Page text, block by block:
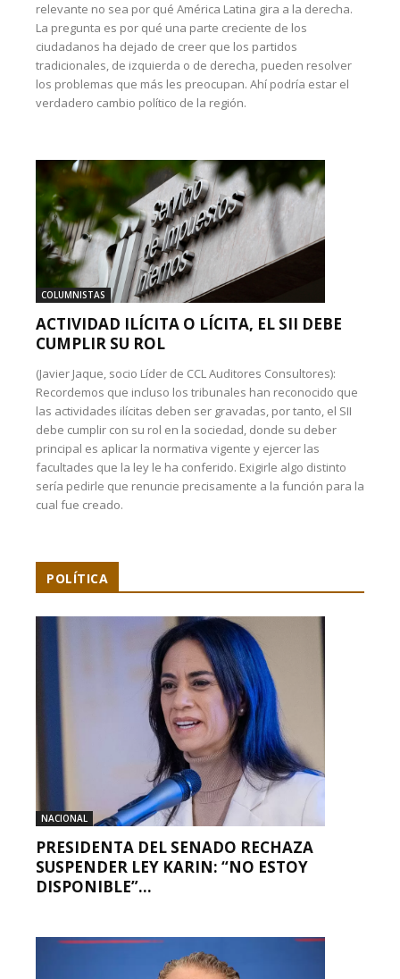
relevante no sea por qué América Latina gira a la derecha.
La pregunta es por qué una parte creciente de los
ciudadanos ha dejado de creer que los partidos
tradicionales, de izquierda o de derecha, pueden resolver
los problemas que más les preocupan. Ahí podría estar el
verdadero cambio político de la región.
COLUMNISTAS
ACTIVIDAD ILÍCITA O LÍCITA, EL SII DEBE
CUMPLIR SU ROL
(Javier Jaque, socio Líder de CCL Auditores Consultores):
Recordemos que incluso los tribunales han reconocido que
las actividades ilícitas deben ser gravadas, por tanto, el SII
debe cumplir con su rol en la sociedad, donde su deber
principal es aplicar la normativa vigente y ejercer las
facultades que la ley le ha conferido. Exigirle algo distinto
sería pedirle que renuncie precisamente a la función para la
cual fue creado.
POLÍTICA
NACIONAL
PRESIDENTA DEL SENADO RECHAZA
SUSPENDER LEY KARIN: “NO ESTOY
DISPONIBLE”...